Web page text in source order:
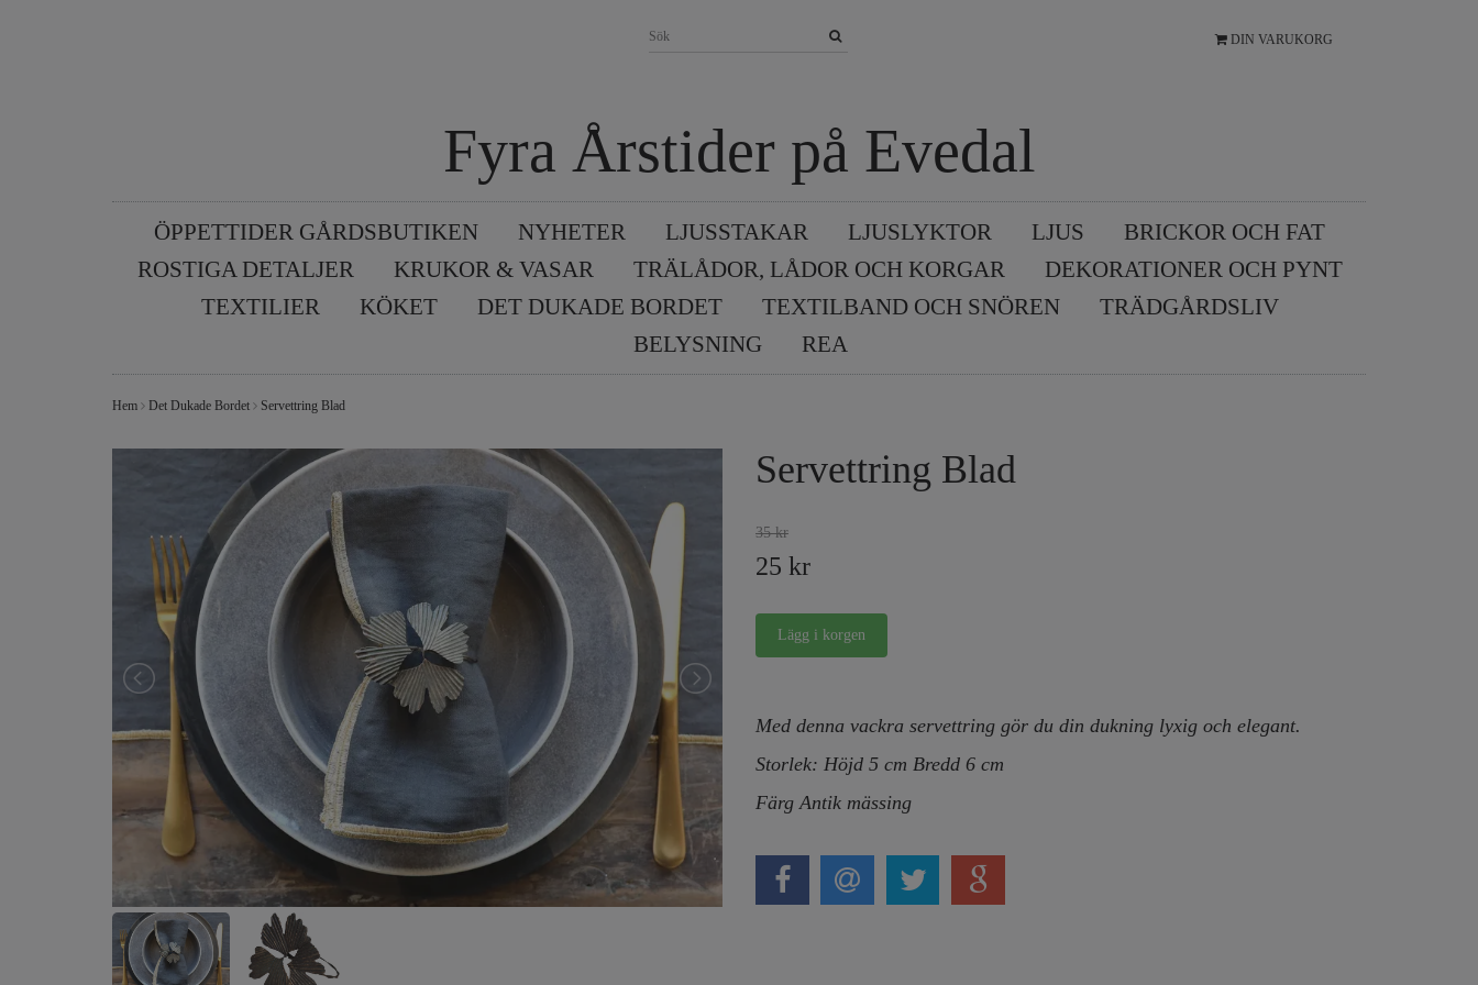
DIN VARUKORG
Fyra Årstider på Evedal
ÖPPETTIDER GÅRDSBUTIKEN NYHETER LJUSSTAKAR LJUSLYKTOR LJUS
BRICKOR OCH FAT
ROSTIGA DETALJER
KRUKOR & VASAR TRÄLÅDOR, LÅDOR OCH KORGAR
DEKORATIONER OCH PYNT
TEXTILIER
KÖKET DET DUKADE BORDET TEXTILBAND OCH SNÖREN
TRÄDGÅRDSLIV
BELYSNING
REA
Hem Det Dukade Bordet Servettring Blad
Servettring Blad
35 kr
25 kr
Med denna vackra servettring gör du din dukning lyxig och elegant.
Storlek: Höjd 5 cm Bredd 6 cm
Färg Antik mässing